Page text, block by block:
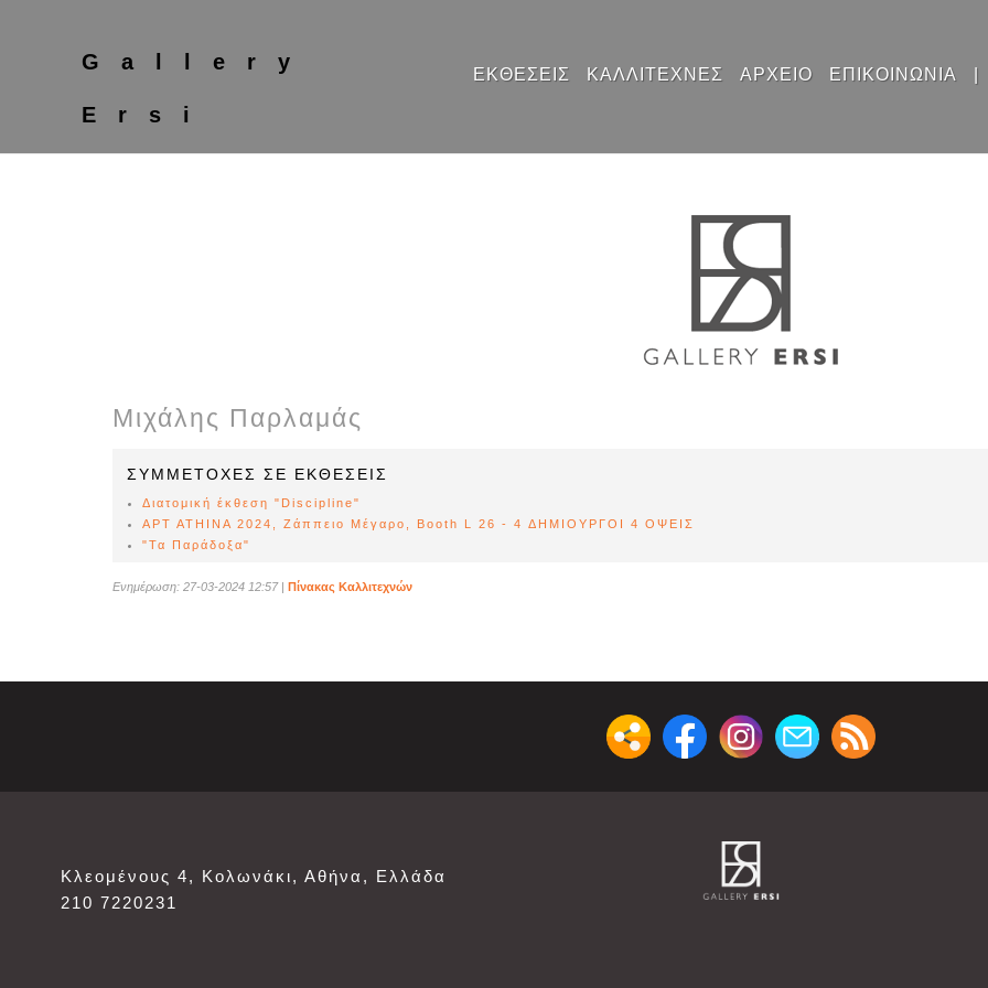
Gallery
Ersi
ΕΚΘΕΣΕΙΣ ΚΑΛΛΙΤΕΧΝΕΣ ΑΡΧΕΙΟ ΕΠΙΚΟΙΝΩΝΙΑ |
Μιχάλης Παρλαμάς
ΣΥΜΜΕΤΟΧΕΣ ΣΕ ΕΚΘΕΣΕΙΣ
Διατομική έκθεση "Discipline"
ΑΡΤ ΑΤΗΙΝΑ 2024, Ζάππειο Μέγαρο, Booth L 26 - 4 ΔΗΜΙΟΥΡΓΟΙ 4 ΟΨΕΙΣ
"Τα Παράδοξα"
Ενημέρωση: 27-03-2024 12:57| Πίνακας Καλλιτεχνών
Κλεομένους 4, Κολωνάκι, Αθήνα, Ελλάδα
210 7220231